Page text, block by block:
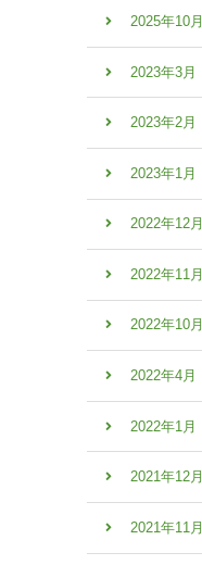
2025年10月
2023年3月
2023年2月
2023年1月
2022年12月
2022年11月
2022年10月
2022年4月
2022年1月
2021年12月
2021年11月